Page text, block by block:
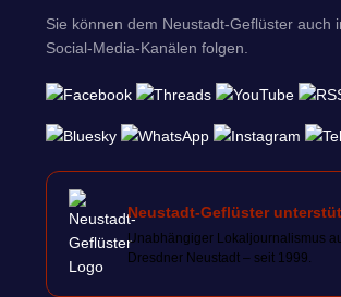
Sie können dem Neustadt-Geflüster auch
Social-Media-Kanälen folgen.
Neustadt-Geflüster
Unabhängiger Lokaljournalismus
Dresdner Neustadt – seit 1999.